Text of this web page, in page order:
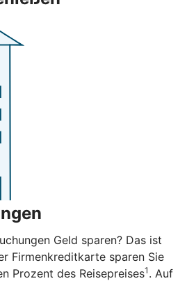
Geld sparen? Das ist
Firmenkreditkarte sparen Sie
Prozent des Reisepreises1 . Auf